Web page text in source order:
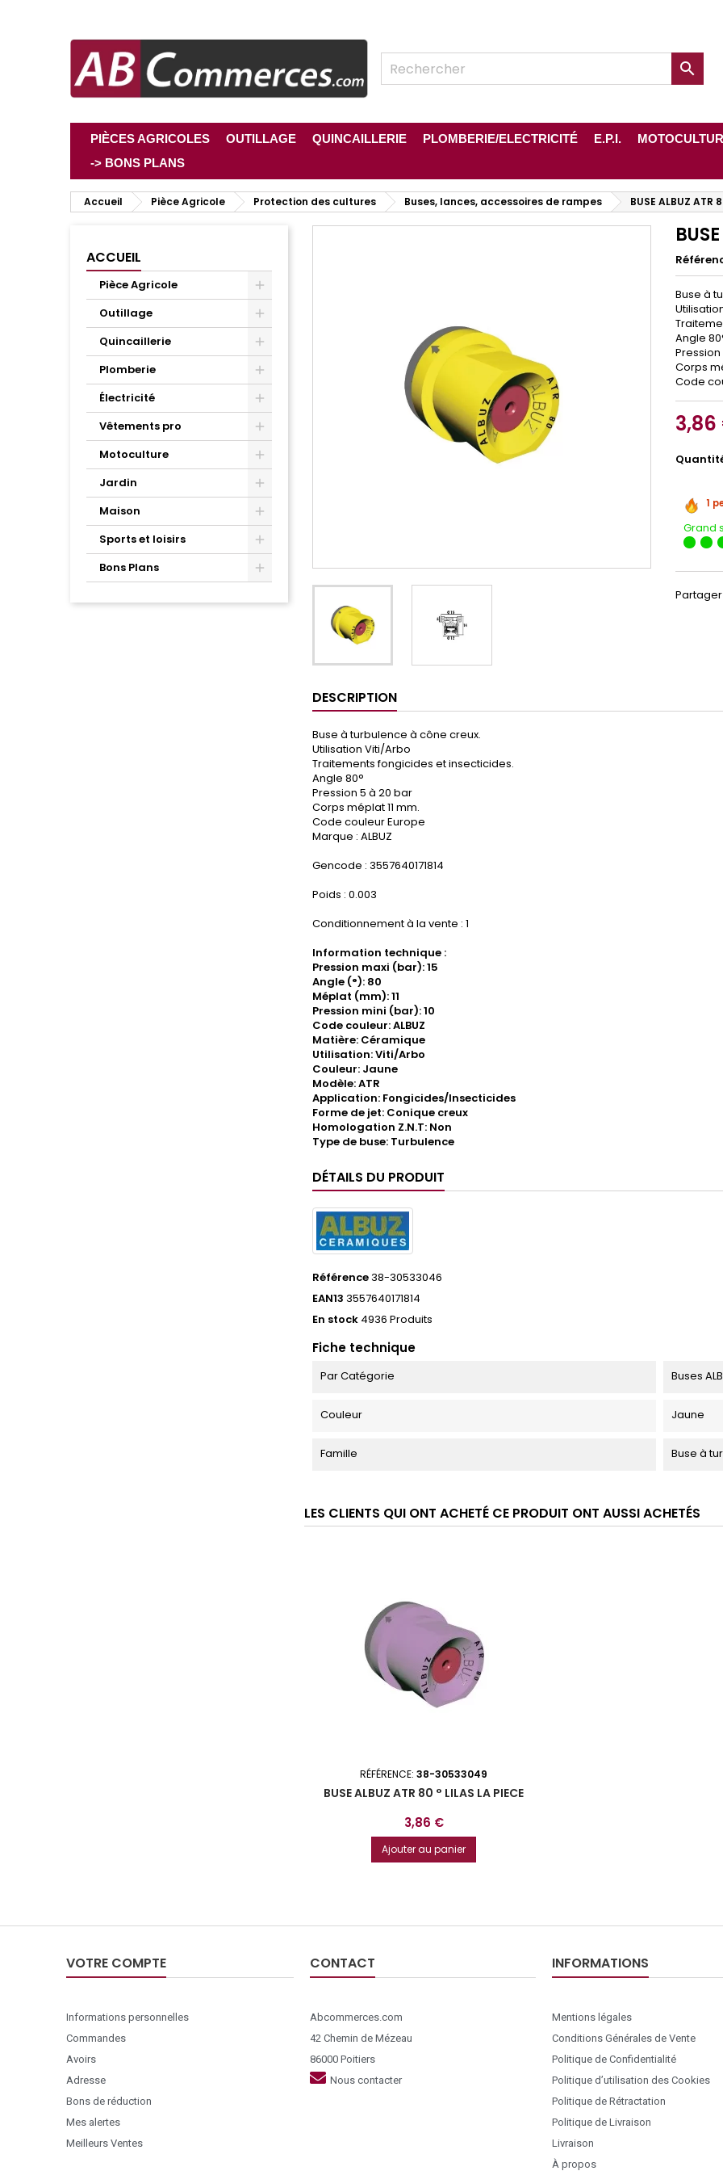

PIÈCES AGRICOLES OUTILLAGE QUINCAILLERIE PLOMBERIE/ELECTRICITÉ E.P.I.
-> BONS PLANS
Accueil Pièce Agricole Protection des cultures Buses, lances, accessoires de rampes BUSE ALBUZ ATR
ACCUEIL
Pièce Agricole
Outillage
Quincaillerie
Plomberie
Électricité
Vêtements pro
Motoculture
Jardin
Maison
Sports et loisirs
Bons Plans
Buse à
Angle
Corps
Code
1
Grand
Partager
DESCRIPTION
Buse à turbulence à cône creux.
Utilisation Viti/Arbo
Traitements fongicides et insecticides.
Angle 80°
Pression 5 à 20 bar
Corps méplat 11 mm.
Code couleur Europe
Marque : ALBUZ
Gencode : 3557640171814
Poids : 0.003
Conditionnement à la vente : 1
Information technique :
Pression maxi (bar): 15
Angle (°): 80
Méplat (mm): 11
Pression mini (bar): 10
Code couleur: ALBUZ
Matière: Céramique
Utilisation: Viti/Arbo
Couleur: Jaune
Modèle: ATR
Application: Fongicides/Insecticides
Forme de jet: Conique creux
Homologation Z.N.T: Non
Type de buse: Turbulence
DÉTAILS DU PRODUIT
Référence38-30533046
EAN13 3557640171814
En stock 4936 Produits
Fiche technique
Par Catégorie Buses
Couleur Jaune
Famille Buse à
LES CLIENTS QUI ONT ACHETÉ CE PRODUIT ONT AUSSI ACHETÉS
RÉFÉRENCE:38-30533049
BUSE ALBUZ ATR 80 ° LILAS LA PIECE
Prix
3,86 €
Ajouter au panier
VOTRE COMPTE
Informations personnelles
Commandes
Avoirs
Adresse
Bons de réduction
Mes alertes
Meilleurs Ventes
CONTACT
Abcommerces.com
42 Chemin de Mézeau
86000 Poitiers
Nous contacter
INFORMATIONS
Mentions légales
Conditions Générales de Vente
Politique de Confidentialité
Politique d’utilisation des Cookies
Politique de Rétractation
Politique de Livraison
Livraison
À propos